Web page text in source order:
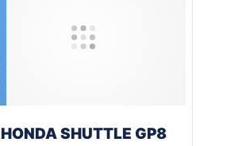
HONDA SHUTTLE GP8